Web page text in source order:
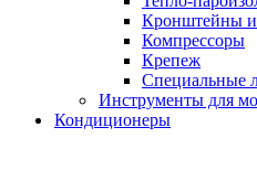
Кронштейны и
Компрессоры
Крепеж
Специальные
Инструменты для
Кондиционеры